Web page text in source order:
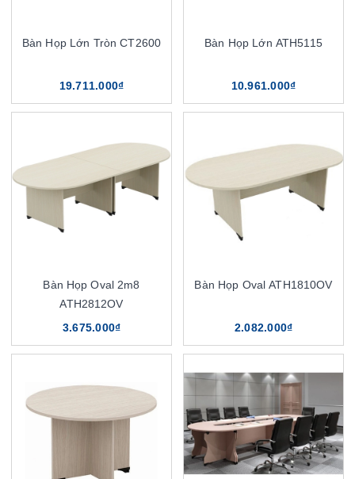
Bàn Họp Lớn Tròn CT2600
19.711.000₫
Bàn Họp Lớn ATH5115
10.961.000₫
Bàn Họp Oval 2m8
ATH2812OV
3.675.000₫
Bàn Họp Oval ATH1810OV
2.082.000₫